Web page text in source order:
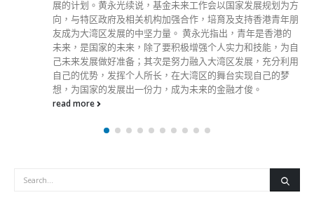
展的计划。黄永光续说，基金未来工作会以国家发展规划为方
向，与特区政府及相关机构加强合作，培育及支持香港青年朋
友成为大湾区发展的中坚力量。 黄永光指出，青年是香港的
未来，是国家的未来，除了要积极增强个人实力和技能，为自
己未来发展做好准备；其次是努力融入大湾区发展，充分利用
自己的优势，发挥个人所长，在大湾区的舞台实现自己的梦
想，为国家的发展出一份力，成为未来的金融才俊。
read more